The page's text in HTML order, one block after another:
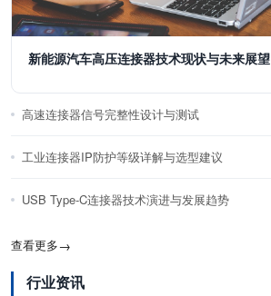
新能源汽车高压连接器技术现状与未来展望
高速连接器信号完整性设计与测试
工业连接器IP防护等级详解与选型建议
USB Type-C连接器技术演进与发展趋势
查看更多→
行业资讯